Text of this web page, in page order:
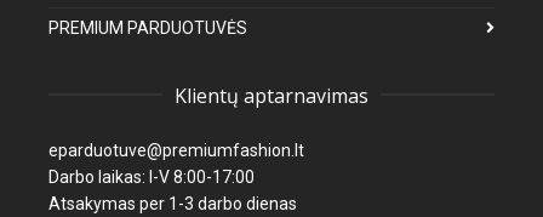
PREMIUM PARDUOTUVĖS
Klientų aptarnavimas
eparduotuve@premiumfashion.lt
Darbo laikas: I-V 8:00-17:00
Atsakymas per 1-3 darbo dienas